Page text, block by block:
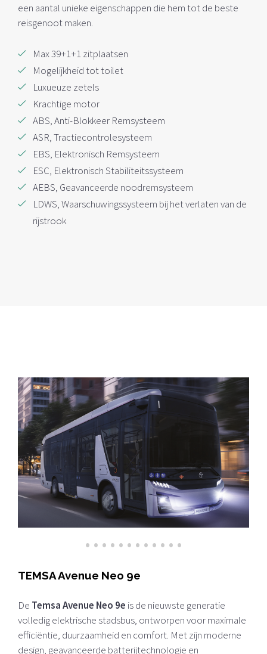
een aantal unieke eigenschappen die hem tot de beste
reisgenoot maken.
Max 39+1+1 zitplaatsen
Mogelijkheid tot toilet
Luxueuze zetels
Krachtige motor
ABS, Anti-Blokkeer Remsysteem
ASR, Tractiecontrolesysteem
EBS, Elektronisch Remsysteem
ESC, Elektronisch Stabiliteitssysteem
AEBS, Geavanceerde noodremsysteem
LDWS, Waarschuwingssysteem bij het verlaten van de
rijstrook
• • • • • • • • • • • •
TEMSA Avenue Neo 9e
De Temsa Avenue Neo 9e is de nieuwste generatie
volledig elektrische stadsbus, ontworpen voor maximale
efficiëntie, duurzaamheid en comfort. Met zijn moderne
design, geavanceerde batterijtechnologie en